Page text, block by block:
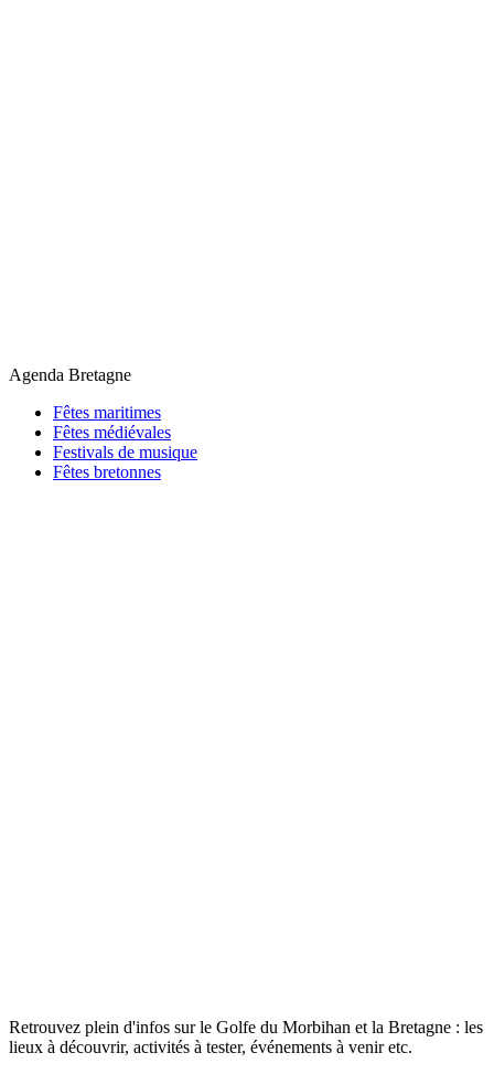
Agenda Bretagne
Fêtes maritimes
Fêtes médiévales
Festivals de musique
Fêtes bretonnes
Retrouvez plein d'infos sur le Golfe du Morbihan et la Bretagne : les
lieux à découvrir, activités à tester, événements à venir etc.